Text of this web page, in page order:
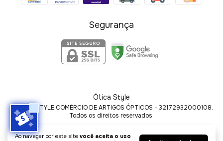
Ao navegar por este site você aceita o uso
Segurança
Ótica Style
©2026. STYLE COMÉRCIO DE ARTIGOS ÓPTICOS - 32172932000108.
Todos os direitos reservados.